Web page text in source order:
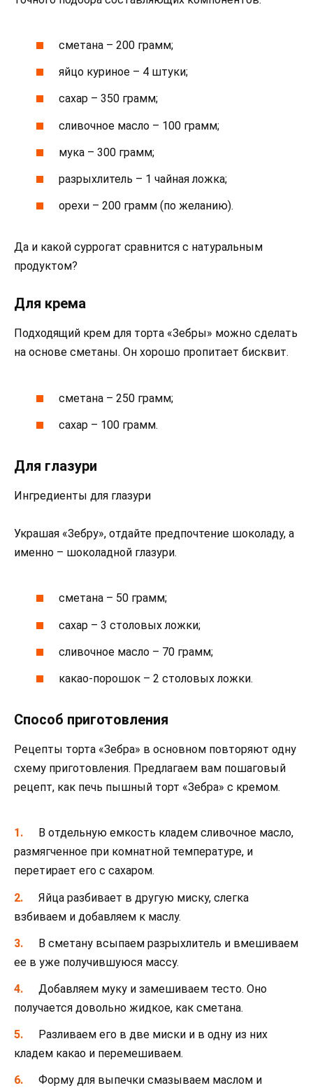
сметана – 200 грамм;
яйцо куриное – 4 штуки;
сахар – 350 грамм;
сливочное масло – 100 грамм;
мука – 300 грамм;
разрыхлитель – 1 чайная ложка;
орехи – 200 грамм (по желанию).
Да и какой суррогат сравнится с натуральным
продуктом?
Для крема
Подходящий крем для торта «Зебры» можно сделать
на основе сметаны. Он хорошо пропитает бисквит.
сметана – 250 грамм;
сахар – 100 грамм.
Для глазури
Ингредиенты для глазури
Украшая «Зебру», отдайте предпочтение шоколаду, а
именно – шоколадной глазури.
сметана – 50 грамм;
сахар – 3 столовых ложки;
сливочное масло – 70 грамм;
какао-порошок – 2 столовых ложки.
Способ приготовления
Рецепты торта «Зебра» в основном повторяют одну
схему приготовления. Предлагаем вам пошаговый
рецепт, как печь пышный торт «Зебра» с кремом.
В отдельную емкость кладем сливочное масло,
размягченное при комнатной температуре, и
перетирает его с сахаром.
Яйца разбивает в другую миску, слегка
взбиваем и добавляем к маслу.
В сметану всыпаем разрыхлитель и вмешиваем
ее в уже получившуюся массу.
Добавляем муку и замешиваем тесто. Оно
получается довольно жидкое, как сметана.
Разливаем его в две миски и в одну из них
кладем какао и перемешиваем.
Форму для выпечки смазываем маслом и